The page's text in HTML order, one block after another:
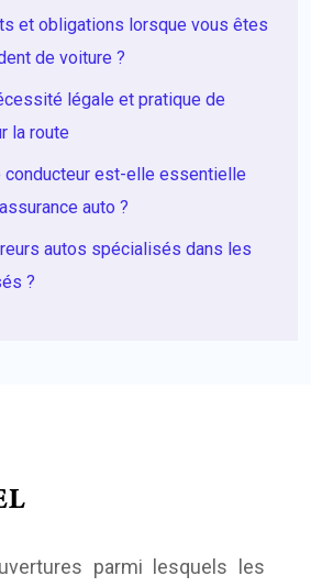
et obligations lorsque vous êtes
de voiture ?
légale et pratique de
la route
conducteur est-elle essentielle
auto ?
autos spécialisés dans les
?
parmi lesquels les